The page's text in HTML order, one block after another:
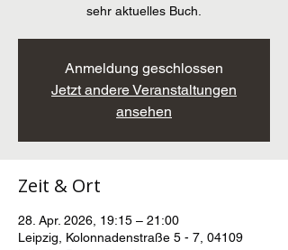
sehr aktuelles Buch.
Anmeldung geschlossen
Jetzt andere Veranstaltungen
ansehen
Zeit & Ort
28. Apr. 2026, 19:15 – 21:00
Leipzig, Kolonnadenstraße 5 - 7, 04109